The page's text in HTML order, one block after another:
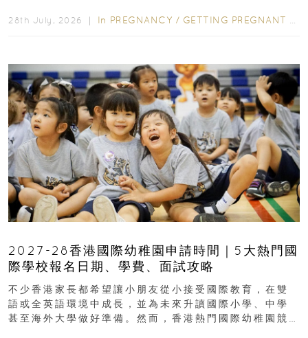
28th July, 2026 ｜ In PREGNANCY / GETTING PREGNANT
2027-28香港國際幼稚園申請時間｜5大熱門國
際學校報名日期、學費、面試攻略
不少香港家長都希望讓小朋友從小接受國際教育，在雙
語或全英語環境中成長，並為未來升讀國際小學、中學
甚至海外大學做好準備。然而，香港熱門國際幼稚園競